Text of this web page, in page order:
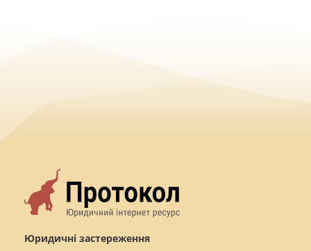
Юридичні застереження